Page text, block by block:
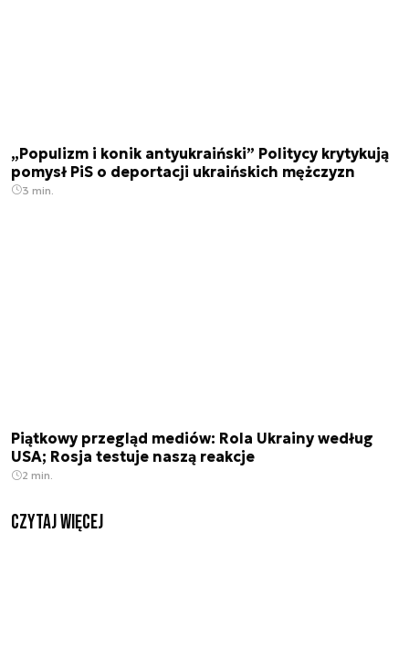
„Populizm i konik antyukraiński” Politycy krytykują
pomysł PiS o deportacji ukraińskich mężczyzn
3 min.
Piątkowy przegląd mediów: Rola Ukrainy według
USA; Rosja testuje naszą reakcje
2 min.
czytaj więcej